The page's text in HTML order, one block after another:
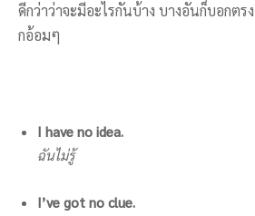
ดีกว่าว่าจะมีอะไรกันบ้าง บางอันก็บอกต
กอ้อมๆ
I have no idea.
ฉันไม่รู้
I’ve got no clue.